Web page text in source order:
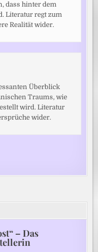
dass hinter dem
Literatur regt zum
Realität wider.
Überblick
Traums, wie
wird. Literatur
wider.
– Das